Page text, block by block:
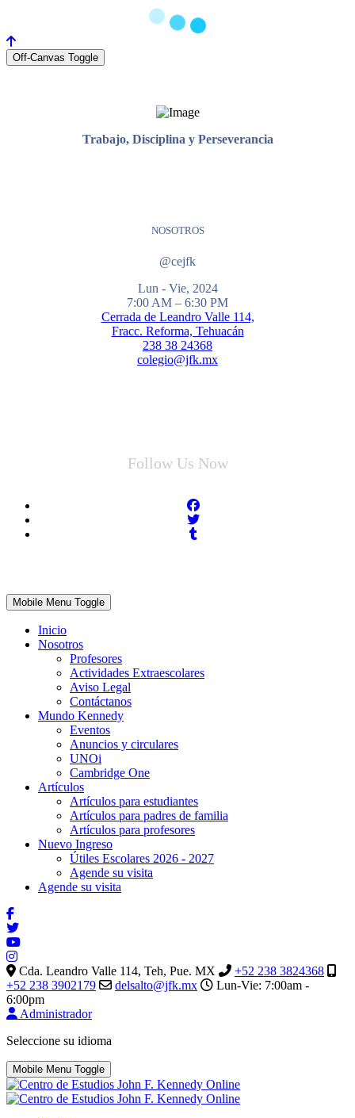
Off-Canvas Toggle
Trabajo, Disciplina y Perseverancia
NOSOTROS
@cejfk
Lun - Vie, 2024
7:00 AM – 6:30 PM
Cerrada de Leandro Valle 114,
Fracc. Reforma, Tehuacán
238 38 24368
colegio@jfk.mx
Follow Us Now
Mobile Menu Toggle
Inicio
Nosotros
Profesores
Actividades Extraescolares
Aviso Legal
Contáctanos
Mundo Kennedy
Eventos
Anuncios y circulares
UNOi
Cambridge One
Artículos
Artículos para estudiantes
Artículos para padres de familia
Artículos para profesores
Nuevo Ingreso
Útiles Escolares 2026 - 2027
Agende su visita
Agende su visita
Cda. Leandro Valle 114, Teh, Pue. MX
+52 238 3824368
+52 238 3902179
delsalto@jfk.mx
Lun-Vie: 7:00am -
6:00pm
Administrador
Seleccione su idioma
Mobile Menu Toggle